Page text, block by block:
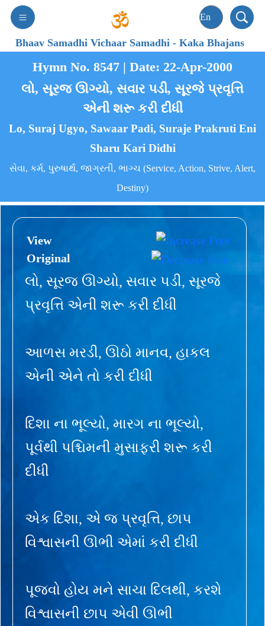
Bhaav Samadhi Vichaar Samadhi-Kaka Bhajans
Hymn No. 8547 | Date: 22-Apr-2000
લો, સૂરજ ઊગ્યો, સવાર પડી, સૂરજે પ્રવૃત્તિ
એની શરૂ કરી દીધી
Lo, Suraj Ugyo, Sawaar Padi, Suraje Prakruti Eni
Sharu Kari Didhi
સેવા, કર્મ, પુરુષાર્થ, જાગ્રતી, ભાગ્ચ (Service, Action, Strive, Alert,
Destiny)
View
Original
લો, સૂરજ ઊગ્યો, સવાર પડી, સૂરજે
પ્રવૃત્તિ એની શરૂ કરી દીધી
આળસ મરડી, ઊઠો માનવ, હાકલ
એની એને તો કરી દીધી
દિશા ના ભૂલ્યો, મારગ ના ભૂલ્યો,
પૂર્વથી પશ્ચિમની મુસાફરી શરૂ કરી
દીધી
એક દિશા, એ જ પ્રવૃત્તિ, છાપ
વિશ્વાસની ઊભી એમાં કરી દીધી
પૂજવો હોય મને સાચા દિલથી, કરશે
વિશ્વાસની છાપ એવી ઊભી